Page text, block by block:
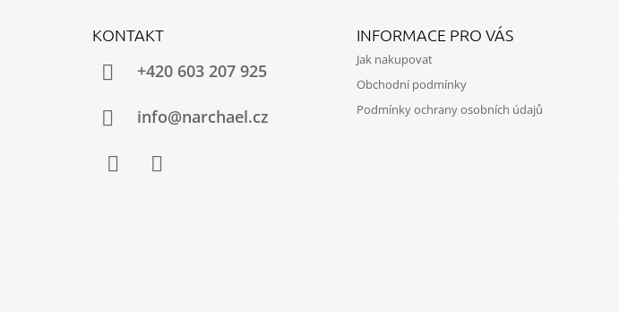
KONTAKT
+420 603 207 925
info@narchael.cz
INFORMACE PRO VÁS
Jak nakupovat
Obchodní podmínky
Podmínky ochrany osobních údajů